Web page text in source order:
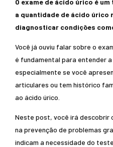
O exame de ácido úrico é
a quantidade de ácido úrico
diagnosticar condições
Você já ouviu falar sobre o
é fundamental para entender
especialmente se você
articulares ou tem histórico
ao ácido úrico.
Neste post, você irá descobrir
na prevenção de problemas
indicam a necessidade do